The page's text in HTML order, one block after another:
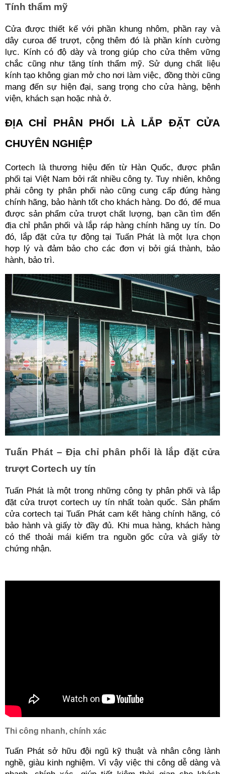
Tính thẩm mỹ
Cửa được thiết kế với phần khung nhôm, phần ray và
dây curoa để trượt, cộng thêm đó là phần kính cường
lực. Kính có độ dày và trong giúp cho cửa thêm vững
chắc cũng như tăng tính thẩm mỹ. Sử dụng chất liệu
kính tạo không gian mở cho nơi làm việc, đồng thời cũng
mang đến sự hiện đại, sang trọng cho cửa hàng, bệnh
viện, khách sạn hoặc nhà ở.
ĐỊA CHỈ PHÂN PHỐI LÀ LẮP ĐẶT CỬA
CHUYÊN NGHIỆP
Cortech là thương hiệu đến từ Hàn Quốc, được phân
phối tại Việt Nam bởi rất nhiều công ty. Tuy nhiên, không
phải công ty phân phối nào cũng cung cấp đúng hàng
chính hãng, bảo hành tốt cho khách hàng. Do đó, để mua
được sản phẩm cửa trượt chất lượng, bạn cần tìm đến
địa chỉ phân phối và lắp ráp hàng chính hãng uy tín. Do
đó, lắp đặt cửa tự động tại Tuấn Phát là một lựa chọn
hợp lý và đảm bảo cho các đơn vị bởi giá thành, bảo
hành, bảo trì.
Tuấn Phát – Địa chỉ phân phối là lắp đặt cửa
trượt Cortech uy tín
Tuấn Phát là một trong những công ty phân phối và lắp
đặt cửa trượt cortech uy tín nhất toàn quốc. Sản phẩm
cửa cortech tại Tuấn Phát cam kết hàng chính hãng, có
bảo hành và giấy tờ đầy đủ. Khi mua hàng, khách hàng
có thể thoải mái kiểm tra nguồn gốc cửa và giấy tờ
chứng nhận.
Thi công nhanh, chính xác
Tuấn Phát sở hữu đội ngũ kỹ thuật và nhân công lành
nghề, giàu kinh nghiệm. Vì vậy việc thi công dễ dàng và